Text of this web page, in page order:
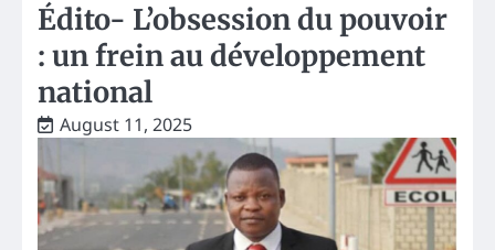
Édito- L’obsession du pouvoir
: un frein au développement
national
August 11, 2025